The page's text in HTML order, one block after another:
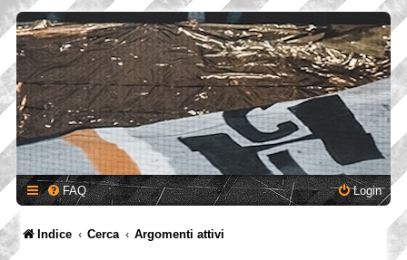
FAQ Login
Indice Cerca Argomenti attivi